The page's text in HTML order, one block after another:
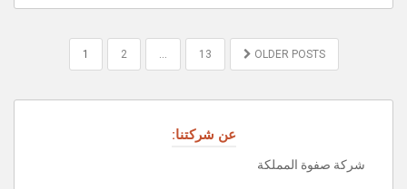
POSTS
PAGINATION
1 2 … 13 OLDER POSTS
عن شركتنا:
شركة صفوة المملكة